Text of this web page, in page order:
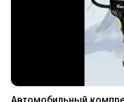
Автомобильный